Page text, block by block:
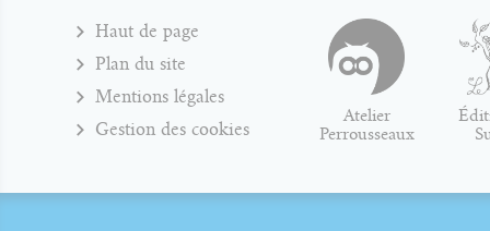
Haut de page
Plan du site
Mentions légales
Gestion des cookies
Atelier
Perrousseaux